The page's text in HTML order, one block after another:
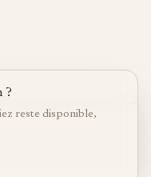
?
reste disponible,